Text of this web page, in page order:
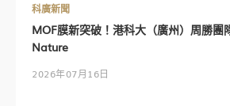
科廣新聞
MOF膜新突破！港科大（廣州）周勝團
Nature
2026年07月16日